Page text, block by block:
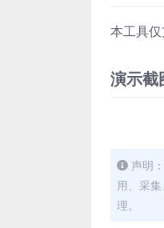
本工具
演示截
声明
用、采
理。